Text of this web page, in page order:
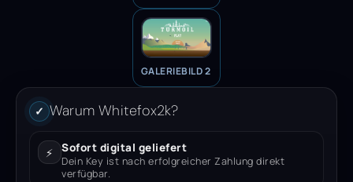
GALERIEBILD 2
✓ Warum Whitefox2k?
⚡ Sofort digital geliefert
Dein Key ist nach erfolgreicher Zahlung direkt
verfügbar.